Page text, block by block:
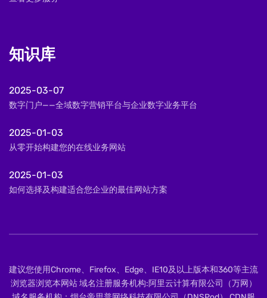
知识库
2025-03-07
数字门户——全域数字营销平台与企业数字业务平台
2025-01-03
从零开始构建您的在线业务网站
2025-01-03
如何选择及构建适合您企业的最佳网站方案
建议您使用Chrome、Firefox、Edge、IE10及以上版本和360等主流
浏览器浏览本网站 域名注册服务机构:阿里云计算有限公司（万网）